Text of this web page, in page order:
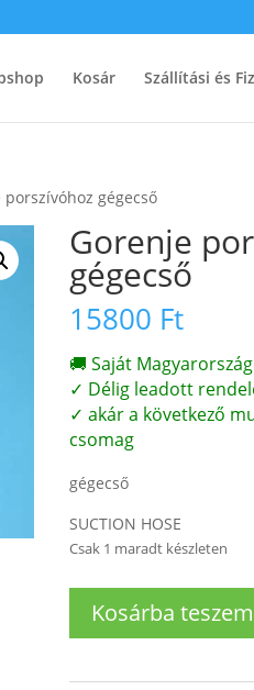
Kosár Szállítási és
gégecső
Gorenje
gégecső
15800 Ft
🚚 Saját
✓ Délig leadott
✓ akár a következő
csomag
gégecső
SUCTION HOSE
Csak 1 maradt készleten
porszívóhoz
Kosárba teszem